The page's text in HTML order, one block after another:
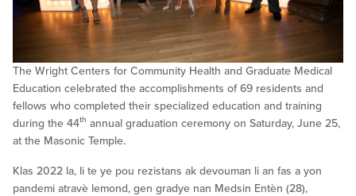
The Wright Centers for Community Health and Graduate Medical
Education celebrated the accomplishments of 69 residents and
fellows who completed their specialized education and training
during the 44th annual graduation ceremony on Saturday, June 25,
at the Masonic Temple.
Klas 2022 la, li te ye pou rezistans ak devouman li an fas a yon
pandemi atravè lemond, gen gradye nan Medsin Entèn (28),